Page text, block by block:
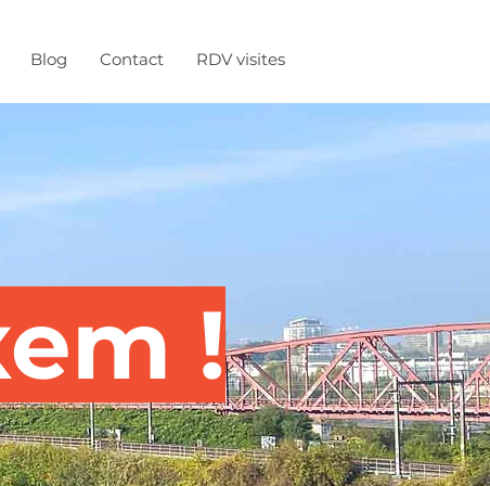
Blog Contact RDV visites
!